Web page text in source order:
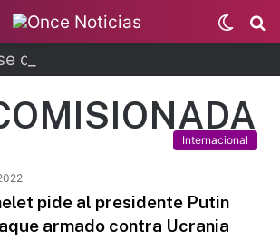
Switch
skin
Internacional
pide al presidente Putin
armado contra Ucrania